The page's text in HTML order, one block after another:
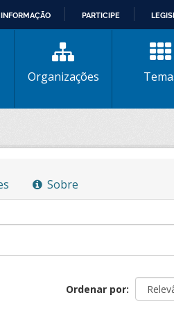
PARTICIPE
Organizações
Sobre
Ordenar por